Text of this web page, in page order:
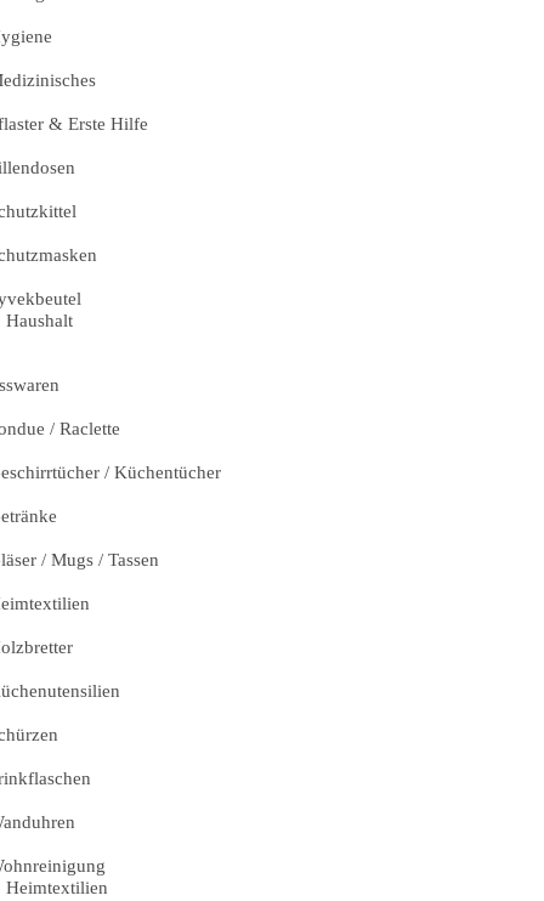
& Erste Hilfe
Haushalt
/ Raclette
/ Küchentücher
/ Mugs / Tassen
Heimtextilien